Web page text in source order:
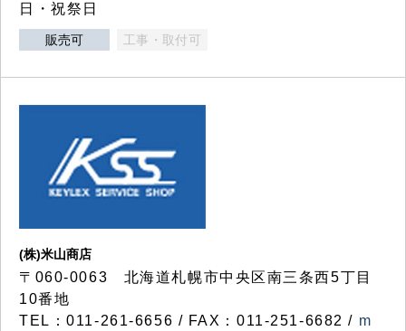
日・祝祭日
販売可 工事・取付可
(株)米山商店
〒060-0063 北海道札幌市中央区南三条西5丁目
10番地
TEL：011-261-6656 / FAX：011-251-6682 / m